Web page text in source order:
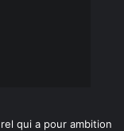
qui a pour ambition